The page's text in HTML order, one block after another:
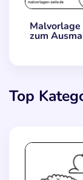
zum
Top